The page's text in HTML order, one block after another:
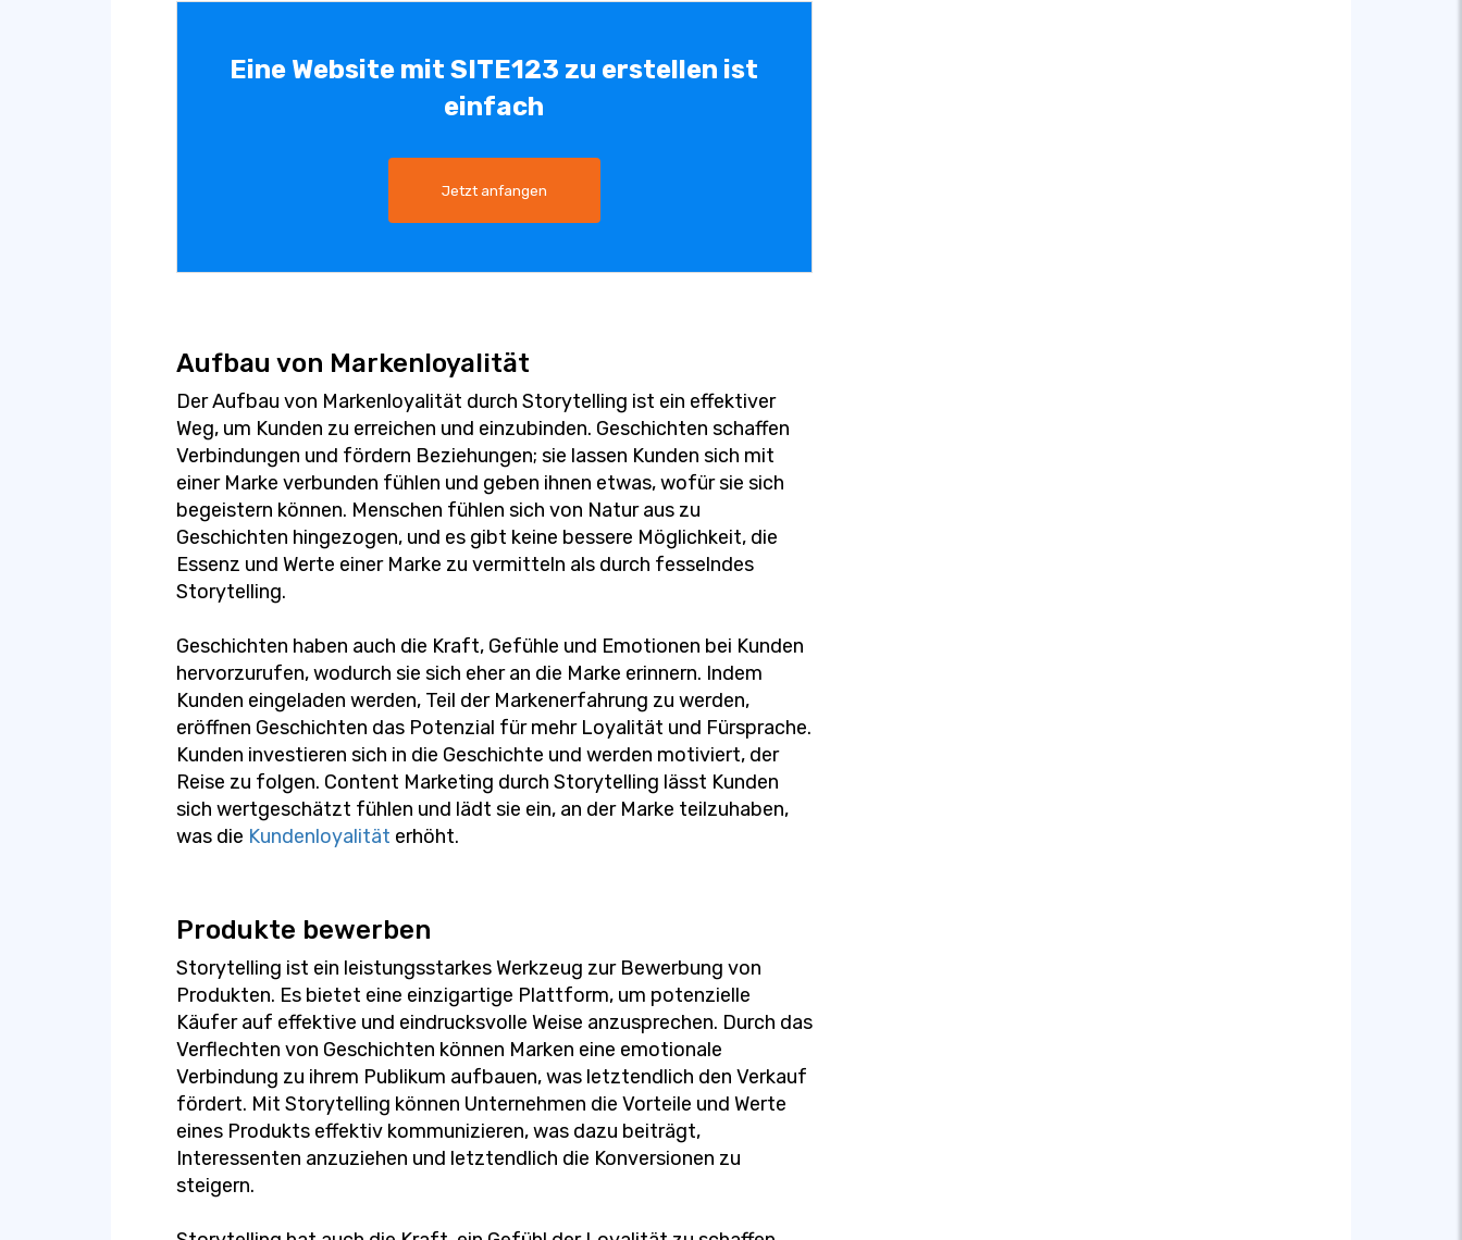
Eine Website mit SITE123 zu erstellen ist
einfach
Jetzt anfangen
Aufbau von Markenloyalität
Der Aufbau von Markenloyalität durch Storytelling ist ein effektiver
Weg, um Kunden zu erreichen und einzubinden. Geschichten schaffen
Verbindungen und fördern Beziehungen; sie lassen Kunden sich mit
einer Marke verbunden fühlen und geben ihnen etwas, wofür sie sich
begeistern können. Menschen fühlen sich von Natur aus zu
Geschichten hingezogen, und es gibt keine bessere Möglichkeit, die
Essenz und Werte einer Marke zu vermitteln als durch fesselndes
Storytelling.
Geschichten haben auch die Kraft, Gefühle und Emotionen bei Kunden
hervorzurufen, wodurch sie sich eher an die Marke erinnern. Indem
Kunden eingeladen werden, Teil der Markenerfahrung zu werden,
eröffnen Geschichten das Potenzial für mehr Loyalität und Fürsprache.
Kunden investieren sich in die Geschichte und werden motiviert, der
Reise zu folgen. Content Marketing durch Storytelling lässt Kunden
sich wertgeschätzt fühlen und lädt sie ein, an der Marke teilzuhaben,
was die Kundenloyalität erhöht.
Produkte bewerben
Storytelling ist ein leistungsstarkes Werkzeug zur Bewerbung von
Produkten. Es bietet eine einzigartige Plattform, um potenzielle
Käufer auf effektive und eindrucksvolle Weise anzusprechen. Durch das
Verflechten von Geschichten können Marken eine emotionale
Verbindung zu ihrem Publikum aufbauen, was letztendlich den Verkauf
fördert. Mit Storytelling können Unternehmen die Vorteile und Werte
eines Produkts effektiv kommunizieren, was dazu beiträgt,
Interessenten anzuziehen und letztendlich die Konversionen zu
steigern.